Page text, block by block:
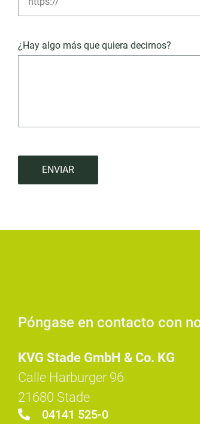
¿Hay algo más que quiera decirnos?
ENVIAR
Póngase en contacto con
KVG Stade GmbH & Co. KG
Calle Harburger 96
21680 Stade
04141 525-0